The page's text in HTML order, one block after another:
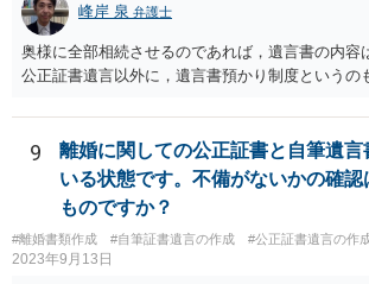
峰岸 泉 弁護士
奥様に全部相続させるのであれば，遺言書の内容
公正証書遺言以外に，遺言書預かり制度というの
9
離婚に関しての公正証書と自筆遺言
いる状態です。不備がないかの確認
ものですか？
#離婚書類作成 #自筆証書遺言の作成 #公正証書遺言の作
2023年9月13日